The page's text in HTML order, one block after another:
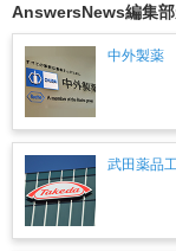
AnswersNews編集部
中外製薬
武田薬品